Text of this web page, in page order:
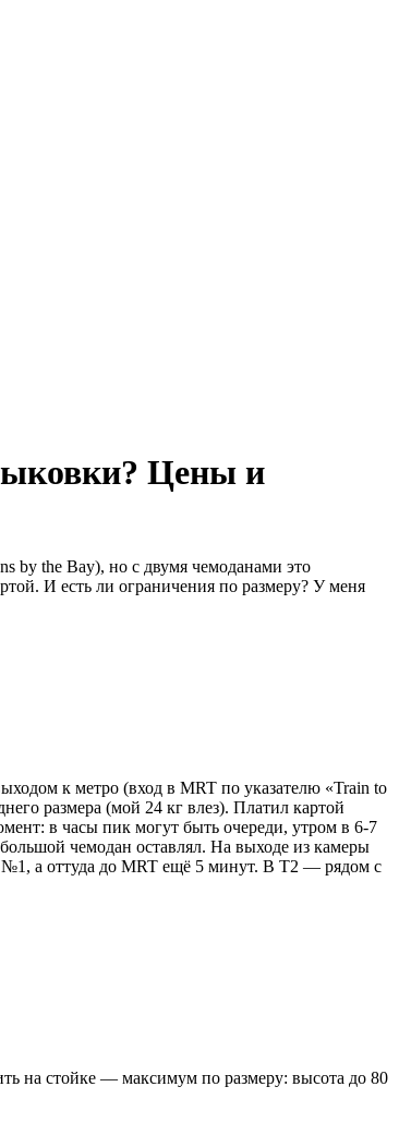
Цены и
by the Bay), но с двумя чемоданами это
И есть ли ограничения по размеру? У меня
к метро (вход в MRT по указателю «Train to
размера (мой 24 кг влез). Платил картой
в часы пик могут быть очереди, утром в 6-7
чемодан оставлял. На выходе из камеры
№1, а оттуда до MRT ещё 5 минут. В T2 — рядом с
на стойке — максимум по размеру: высота до 80